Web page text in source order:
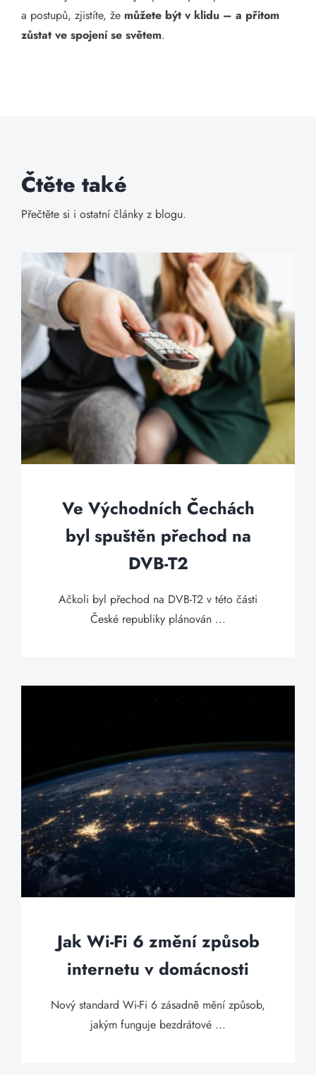
a postupů, zjistíte, že můžete být v klidu – a přitom
zůstat ve spojení se světem.
Čtěte také
Přečtěte si i ostatní články z blogu.
Ve Východních Čechách
byl spuštěn přechod na
DVB-T2
Ačkoli byl přechod na DVB-T2 v této části
České republiky plánován ...
Jak Wi-Fi 6 změní způsob
internetu v domácnosti
Nový standard Wi-Fi 6 zásadně mění způsob,
jakým funguje bezdrátové ...